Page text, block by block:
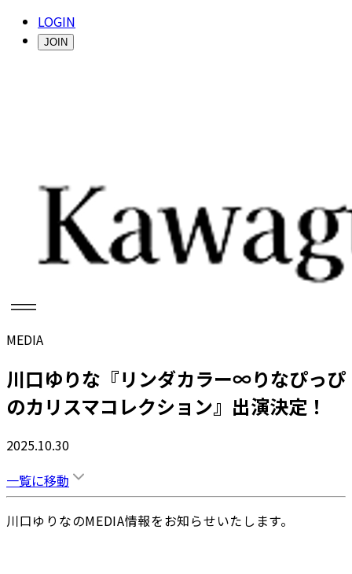
LOGIN
JOIN
MEDIA
川口ゆりな『リンダカラー∞りなぴっぴ
のカリスマコレクション』出演決定！
2025.10.30
一覧に移動
川口ゆりなのMEDIA情報をお知らせいたします。